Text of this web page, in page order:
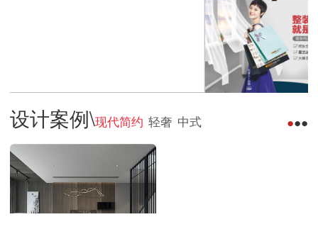
设计案例\现代简约 轻奢 中式 ●
●
●